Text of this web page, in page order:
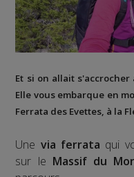
Et si on allait s'accrocher
Elle vous embarque en
Ferrata des Evettes, à la
Une via ferrata qui
sur le Massif du